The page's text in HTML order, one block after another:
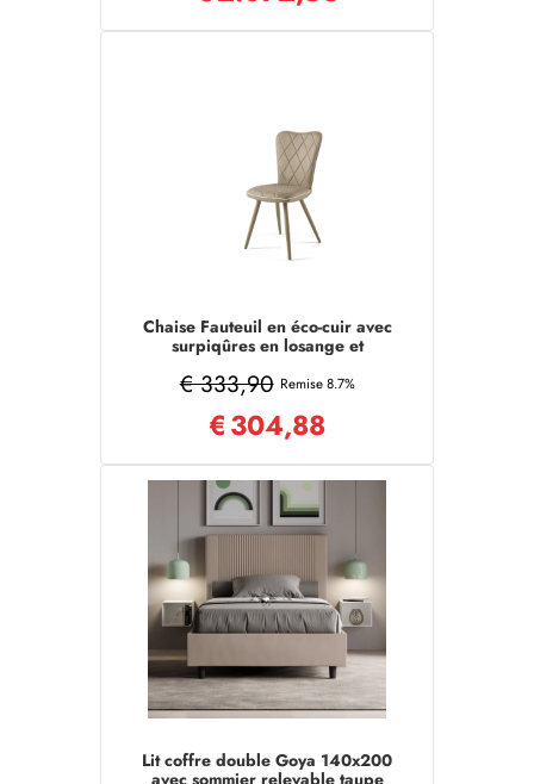
Chaise Fauteuil en éco-cuir avec
surpiqûres en losange et
€ 333,90 Remise 8.7%
€304,88
Lit coffre double Goya 140x200
avec sommier relevable taupe